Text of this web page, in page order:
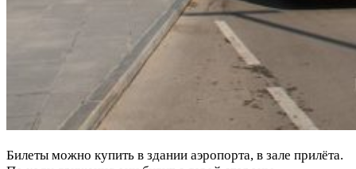
Билеты можно купить в здании аэропорта, в зале прилёта.